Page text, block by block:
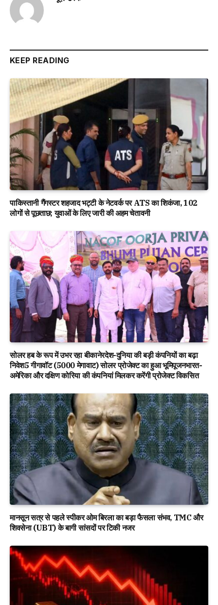
KEEP READING
पाकिस्तानी गैंगस्टर शहजाद भट्टी के नेटवर्क पर ATS का शिकंजा, 102
लोगों से पूछताछ; युवाओं के लिए जारी की अहम चेतावनी
सोलर हब के रूप में उभर रहा बीकानेरदेश-दुनिया की बड़ी कंपनियों का बढ़ा
निवेश5 गीगावॉट (5000 मेगावाट) सोलर प्रोजेक्ट का हुआ भूमिपूजनभारत-
अमेरिका और दक्षिण कोरिया की कंपनियां मिलकर करेंगी प्रोजेक्ट विकसित
मानसून सत्र से पहले स्पीकर ओम बिरला का बड़ा फैसला संभव, TMC और
शिवसेना (UBT) के बागी सांसदों पर टिकी नजर